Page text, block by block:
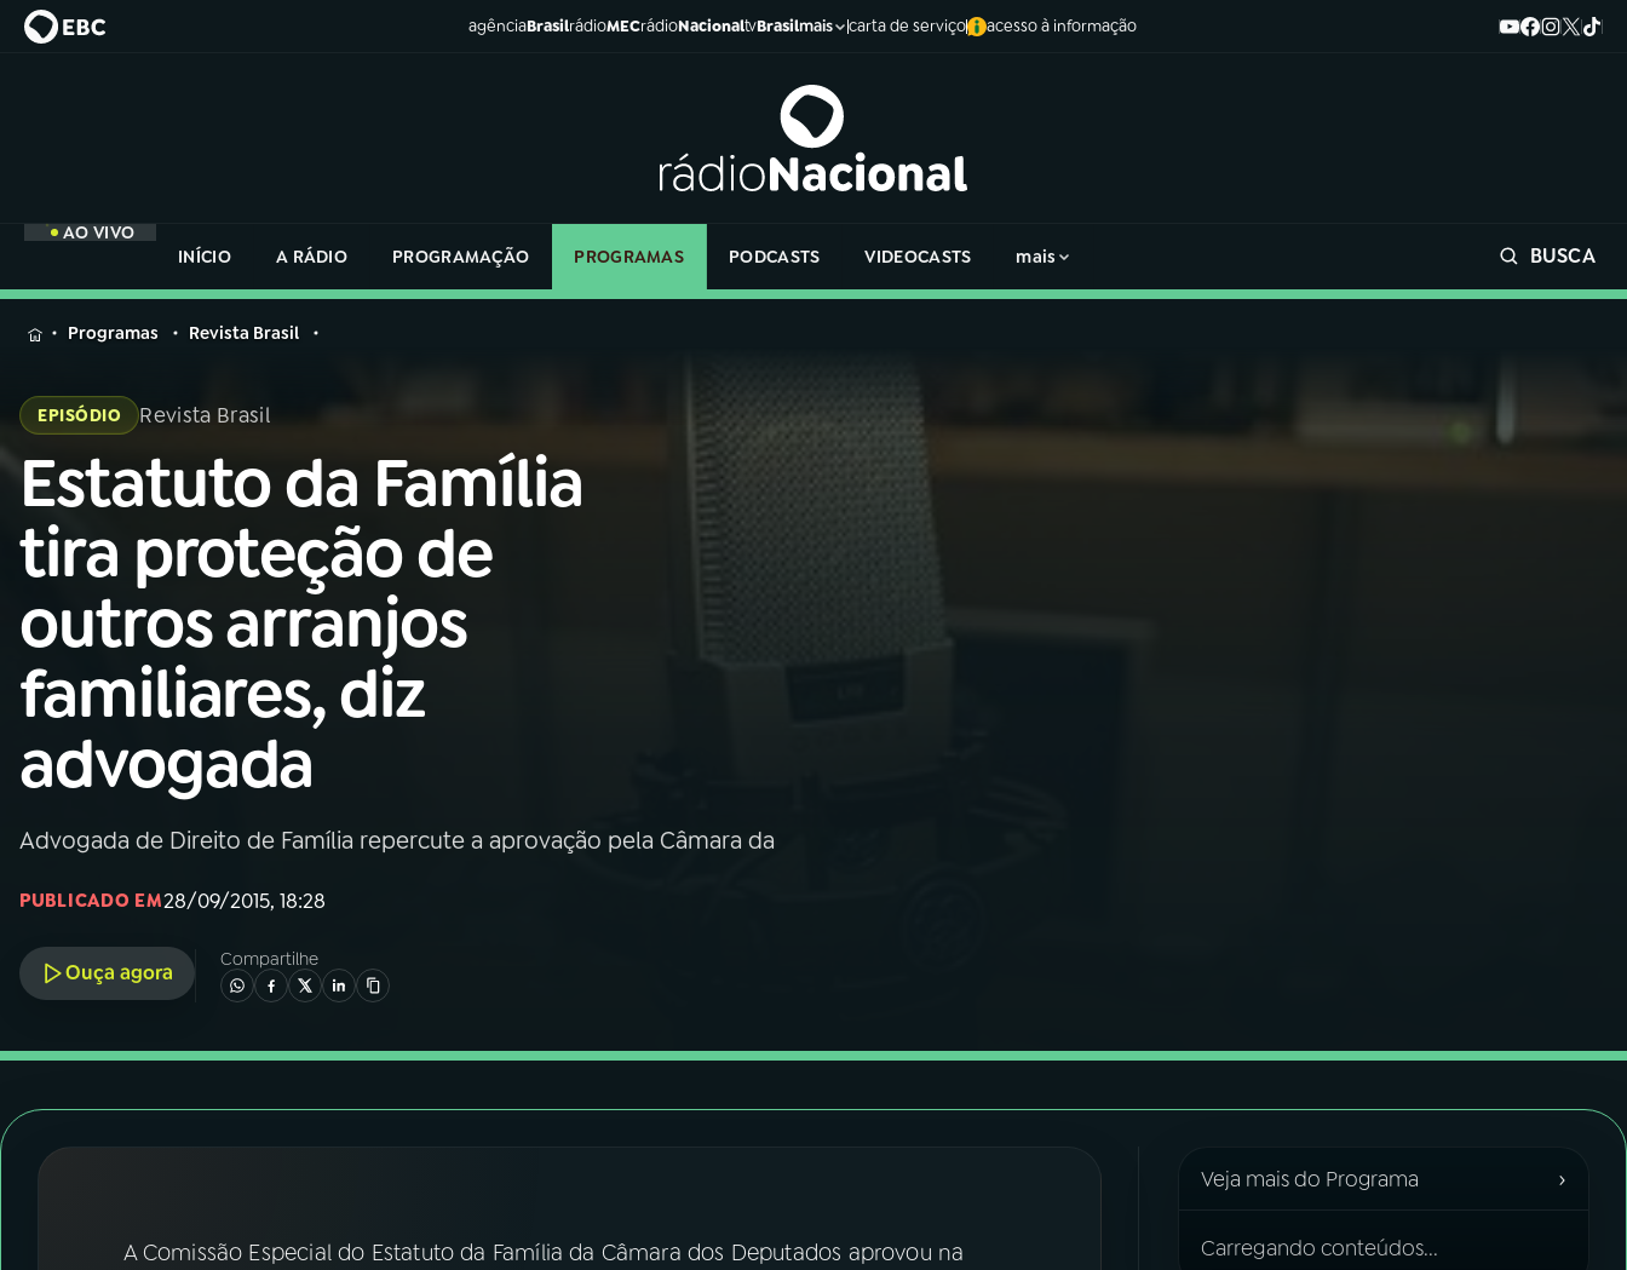
agênciaBrasilrádioMECrádioNacionaltvBrasilmais carta de serviço acesso à informação
AO VIVO
INÍCIO
A RÁDIO PROGRAMAÇÃO PROGRAMAS PODCASTS VIDEOCASTS mais BUSCA
MENU
Buscar
na
Rádio
Nacional
AO VIVO
01INÍCIO
02A RÁDIO
03 PROGRAMAÇÃO
04PROGRAMAS
ACOMPANHE A RÁDIO NACIONAL
na
Rádio
Programas Revista Brasil
EPISÓDIO Revista Brasil
Estatuto da Família
tira proteção de
outros arranjos
familiares, diz
advogada
Advogada de Direito de Família repercute a aprovação pela Câmara da
PUBLICADO EM28/09/2015, 18:28
Ouça agora
Compartilhe
A Comissão Especial do Estatuto da Família da Câmara dos Deputados aprovou na
Veja mais do Programa ›
Carregando conteúdos...